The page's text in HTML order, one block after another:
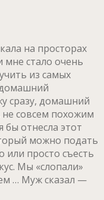
на просторах
мне стало очень
из самых
сразу, домашний
совсем похожим
отнесла этот
можно подать
просто съесть
Мы «слопали»
… Муж сказал —